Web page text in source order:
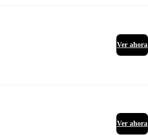
Ver ahora
Ver ahora